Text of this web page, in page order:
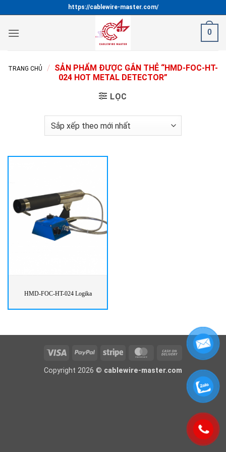
qua
nội
https://cablewire-master.com/
0
TRANG CHỦ / SẢN PHẨM ĐƯỢC GẮN THẺ “HMD-FOC-HT-
024 HOT METAL DETECTOR”
LỌC
HMD-FOC-HT-024 Logika
Visa PayPal Stripe MasterCardCash
Delivery
Copyright 2026 © cablewire-master.com